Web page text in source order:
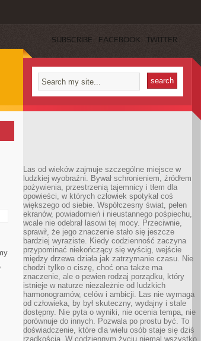
SUBSCRIBE FACEBOOK TWITTER
Las od wieków zajmuje szczególne miejsce w
ludzkiej wyobraźni. Bywał schronieniem, źródłem
pożywienia, przestrzenią tajemnicy i tłem dla
opowieści, w których człowiek spotykał coś
większego od siebie. Współczesny świat, pełen
ekranów, powiadomień i nieustannego pośpiechu,
wcale nie odebrał lasowi tej mocy. Przeciwnie,
sprawił, że jego znaczenie stało się jeszcze
bardziej wyraziste. Kiedy codzienność zaczyna
przypominać niekończący się wyścig, wejście
między drzewa działa jak zatrzymanie czasu. Nie
chodzi tylko o ciszę, choć ona także ma
znaczenie, ale o pewien rodzaj porządku, który
istnieje w naturze niezależnie od ludzkich
harmonogramów, celów i ambicji. Las nie wymaga
od człowieka, by był skuteczny, wydajny i stale
dostępny. Nie pyta o wyniki, nie ocenia tempa, nie
porównuje do innych. Pozwala po prostu być. To
doświadczenie, które dla wielu osób staje się dziś
rzadkością. W codziennym życiu niemal wszystko